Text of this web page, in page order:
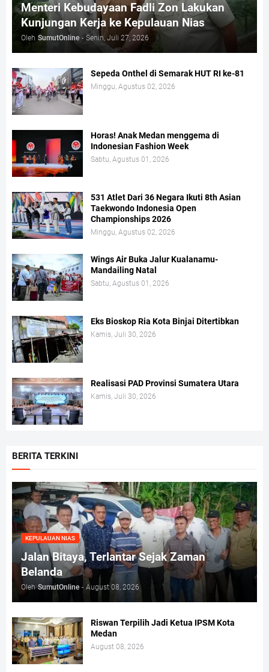
Menteri Kebudayaan Fadli Zon Lakukan
Kunjungan Kerja ke Kepulauan Nias
Oleh SumutOnline - Senin, Juli 27, 2026
Sepeda Onthel di Semarak HUT RI ke-81
Minggu, Agustus 02, 2026
Horas! Anak Medan menggema di
Indonesian Fashion Week
Sabtu, Agustus 01, 2026
531 Atlet Dari 36 Negara Ikuti 8th Asian
Taekwondo Indonesia Open
Championships 2026
Minggu, Agustus 02, 2026
Wings Air Buka Jalur Kualanamu-
Mandailing Natal
Sabtu, Agustus 01, 2026
Eks Bioskop Ria Kota Binjai Ditertibkan
Kamis, Juli 30, 2026
Realisasi PAD Provinsi Sumatera Utara
Kamis, Juli 30, 2026
BERITA TERKINI
KEPULAUAN NIAS
Jalan Bitaya, Terlantar Sejak Zaman
Belanda
Oleh SumutOnline - August 08, 2026
Riswan Terpilih Jadi Ketua IPSM Kota
Medan
August 08, 2026